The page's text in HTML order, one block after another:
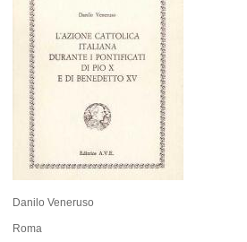
Danilo Veneruso
Roma